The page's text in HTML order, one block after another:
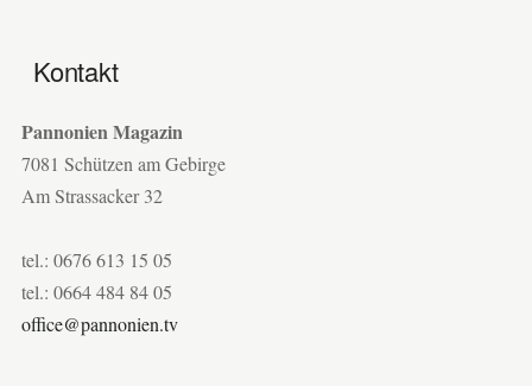
Kontakt
Pannonien Magazin
7081 Schützen am Gebirge
Am Strassacker 32
tel.: 0676 613 15 05
tel.: 0664 484 84 05
office@pannonien.tv